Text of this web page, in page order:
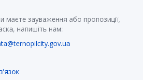
маєте зауваження або пропозиції,
напишіть нам: